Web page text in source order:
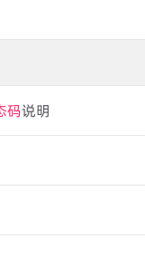
码说明